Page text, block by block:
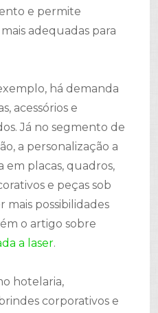
e permite
adequadas para
há demanda
acessórios e
Já no segmento de
a personalização a
em placas, quadros,
e peças sob
mais possibilidades
o artigo sobre
a laser.
hotelaria,
corporativos e